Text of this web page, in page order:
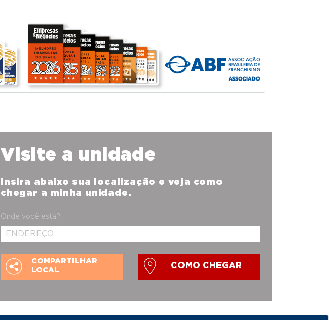
Visite a unidade
Insira abaixo sua localização e veja como
chegar a minha unidade.
Onde você está?
COMPARTILHAR
LOCAL
COMO CHEGAR